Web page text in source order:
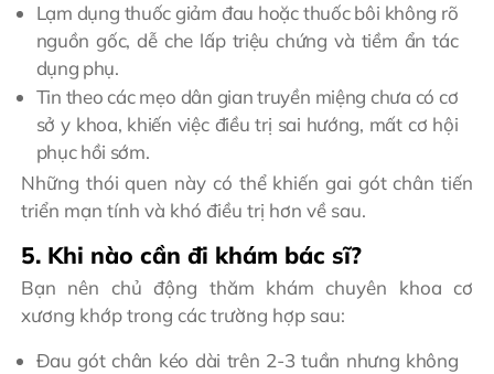
Lạm dụng thuốc giảm đau hoặc thuốc bôi không rõ
nguồn gốc, dễ che lấp triệu chứng và tiềm ẩn tác
dụng phụ.
Tin theo các mẹo dân gian truyền miệng chưa có cơ
sở y khoa, khiến việc điều trị sai hướng, mất cơ hội
phục hồi sớm.
Những thói quen này có thể khiến gai gót chân tiến
triển mạn tính và khó điều trị hơn về sau.
5. Khi nào cần đi khám bác sĩ?
Bạn nên chủ động thăm khám chuyên khoa cơ
xương khớp trong các trường hợp sau:
Đau gót chân kéo dài trên 2-3 tuần nhưng không